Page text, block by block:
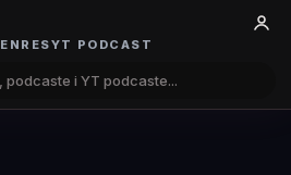
YT PODCAST